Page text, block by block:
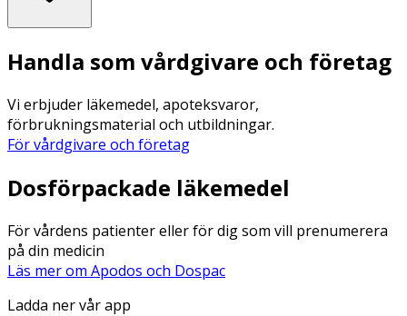
Handla som vårdgivare och företag
Vi erbjuder läkemedel, apoteksvaror,
förbrukningsmaterial och utbildningar.
För vårdgivare och företag
Dosförpackade läkemedel
För vårdens patienter eller för dig som vill prenumerera
på din medicin
Läs mer om Apodos och Dospac
Ladda ner vår app